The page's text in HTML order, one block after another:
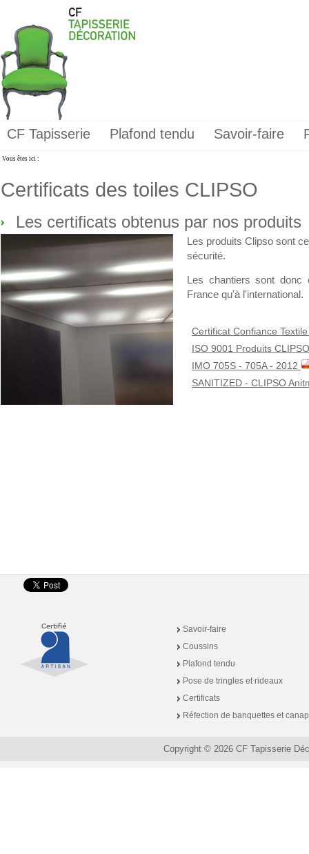
CF Tapisserie Plafond tendu Savoir-faire
Vous êtes ici :
Certificats des toiles CLIPSO
Les certificats obtenus par nos produits
Les produits Clipso sont
sécurité.
Les chantiers sont donc
France qu'à l'international.
Certificat Confiance
ISO 9001 Produits
IMO 705S - 705A - 2012
SANITIZED - CLIPSO
Savoir-faire
Coussins
Plafond tendu
Pose de tringles et rideaux
Certificats
Réfection de banquettes et
Copyright © 2026 CF Tapisserie